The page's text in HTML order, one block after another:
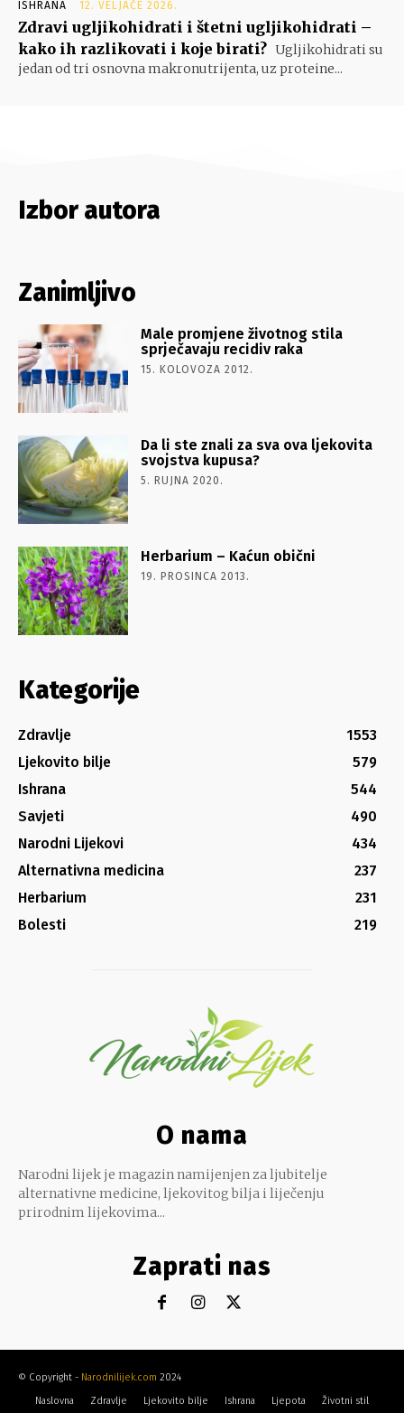
ISHRANA 12. VELJAČE 2026.
Zdravi ugljikohidrati i štetni ugljikohidrati –
kako ih razlikovati i koje birati? Ugljikohidrati su
jedan od tri osnovna makronutrijenta, uz proteine...
Izbor autora
Zanimljivo
Male promjene životnog stila
sprječavaju recidiv raka
15. KOLOVOZA 2012.
Da li ste znali za sva ova ljekovita
svojstva kupusa?
5. RUJNA 2020.
Herbarium – Kaćun obični
19. PROSINCA 2013.
Kategorije
Zdravlje
1553
Ljekovito bilje
579
Ishrana
544
Savjeti
490
Narodni Lijekovi
434
Alternativna medicina
237
Herbarium
231
Bolesti
219
O nama
Narodni lijek je magazin namijenjen za ljubitelje
alternativne medicine, ljekovitog bilja i liječenju
prirodnim lijekovima...
Zaprati nas
© Copyright - Narodnilijek.com 2024
Naslovna
Zdravlje Ljekovito bilje Ishrana Ljepota Životni stil